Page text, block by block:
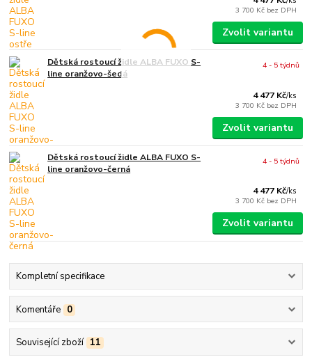
3 700 Kč bez DPH
Zvolit variantu
Dětská rostoucí židle ALBA FUXO S-
line oranžovo-šedá
4 477 Kč/ks
3 700 Kč bez DPH
4 - 5 týdnů
Zvolit variantu
Dětská rostoucí židle ALBA FUXO S-
line oranžovo-černá
4 477 Kč/ks
3 700 Kč bez DPH
4 - 5 týdnů
Zvolit variantu
Kompletní specifikace
Komentáře 0
Související zboží 11